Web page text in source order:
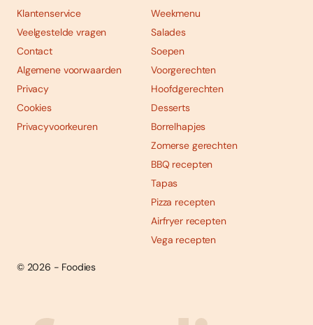
Klantenservice
Veelgestelde vragen
Contact
Algemene voorwaarden
Privacy
Cookies
Privacyvoorkeuren
Weekmenu
Salades
Soepen
Voorgerechten
Hoofdgerechten
Desserts
Borrelhapjes
Zomerse gerechten
BBQ recepten
Tapas
Pizza recepten
Airfryer recepten
Vega recepten
© 2026 - Foodies